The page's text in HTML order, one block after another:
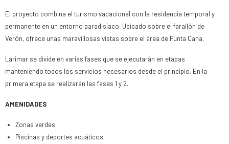
El proyecto combina el turismo vacacional con la residencia temporal y
permanente en un entorno paradisíaco. Ubicado sobre el farallón de
Verón, ofrece unas maravillosas vistas sobre el área de Punta Cana.
Larimar se divide en varias fases que se ejecutarán en etapas
manteniendo todos los servicios necesarios desde el principio. En la
primera etapa se realizarán las fases 1 y 2.
AMENIDADES
Zonas verdes
Piscinas y deportes acuáticos